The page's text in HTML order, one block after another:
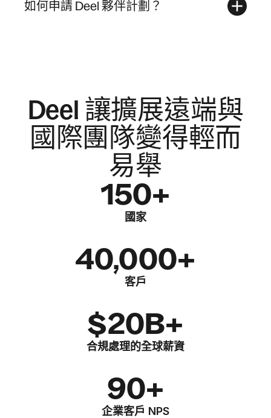
如何申請 Deel 夥伴計劃？
Deel 讓擴展遠端與
國際團隊變得輕而
易舉
150+
國家
40,000+
客戶
$20B+
合規處理的全球薪資
90+
企業客戶 NPS